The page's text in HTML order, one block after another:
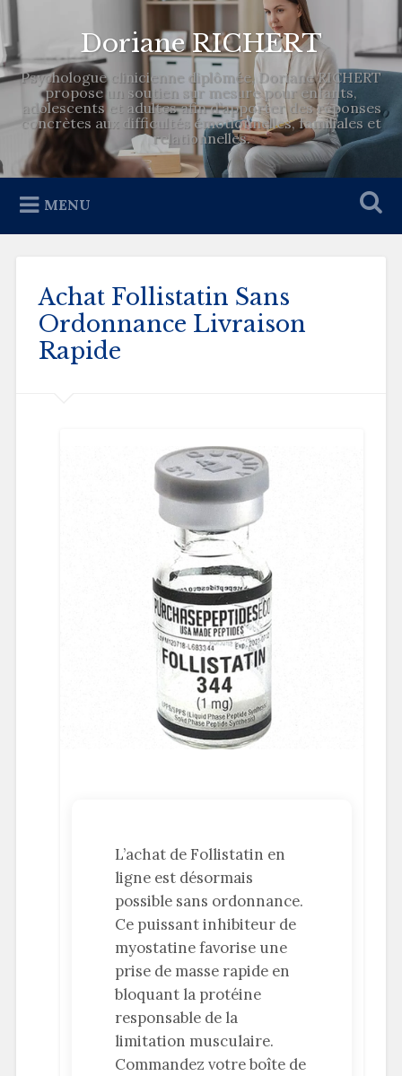
Doriane RICHERT
Psychologue clinicienne diplômée, Doriane RICHERT
propose un soutien sur mesure pour enfants,
adolescents et adultes afin d’apporter des réponses
concrètes aux difficultés émotionnelles, familiales et
relationnelles.
MENU
Achat Follistatin Sans
Ordonnance Livraison
Rapide
L’achat de Follistatin en
ligne est désormais
possible sans ordonnance.
Ce puissant inhibiteur de
myostatine favorise une
prise de masse rapide en
bloquant la protéine
responsable de la
limitation musculaire.
Commandez votre boîte de